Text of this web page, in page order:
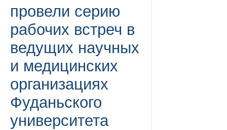
провели серию
рабочих встреч в
ведущих научных
и медицинских
организациях
Фуданьского
университета